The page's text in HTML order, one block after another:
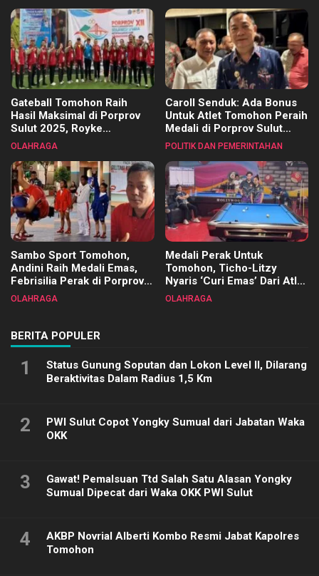
Gateball Tomohon Raih
Hasil Maksimal di Porprov
Sulut 2025, Royke
Tangkawarouw Ucapkan
OLAHRAGA
Caroll Senduk: Ada Bonus
Untuk Atlet Tomohon Peraih
Medali di Porprov Sulut
2025
POLITIK DAN PEMERINTAHAN
Sambo Sport Tomohon,
Andini Raih Medali Emas,
Febrisilia Perak di Porprov
Sulut 2025
OLAHRAGA
Medali Perak Untuk
Tomohon, Ticho-Litzy
Nyaris ‘Curi Emas’ Dari Atlet
Biliar PON di Porprov Sulut
OLAHRAGA
BERITA POPULER
1
Status Gunung Soputan dan Lokon Level II, Dilarang
Beraktivitas Dalam Radius 1,5 Km
2
PWI Sulut Copot Yongky Sumual dari Jabatan Waka
OKK
3
Gawat! Pemalsuan Ttd Salah Satu Alasan Yongky
Sumual Dipecat dari Waka OKK PWI Sulut
4
AKBP Novrial Alberti Kombo Resmi Jabat Kapolres
Tomohon